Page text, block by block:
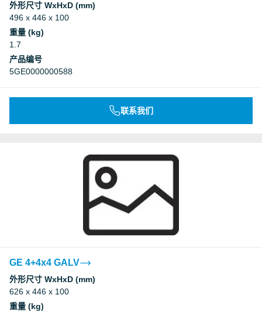
外形尺寸 WxHxD (mm)
496 x 446 x 100
重量 (kg)
1.7
产品编号
5GE0000000588
联系我们
GE 4+4x4 GALV
外形尺寸 WxHxD (mm)
626 x 446 x 100
重量 (kg)